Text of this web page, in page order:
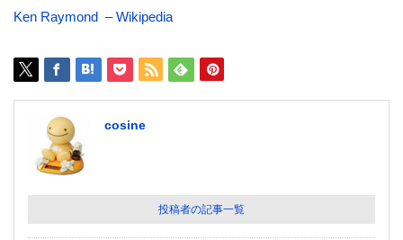
Ken Raymond – Wikipedia
cosine
投稿者の記事一覧